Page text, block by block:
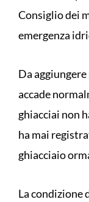
Consiglio dei
emergenza
Da
accade
ghiacciai non
ha mai
ghiacciaio
La condizione